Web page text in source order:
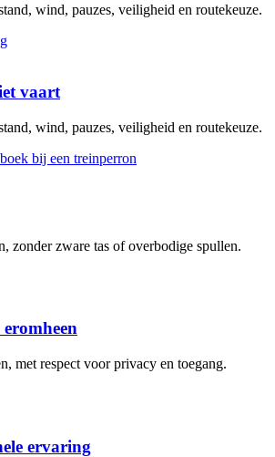
wind, pauzes, veiligheid en routekeuze.
vaart
wind, pauzes, veiligheid en routekeuze.
zonder zware tas of overbodige spullen.
met respect voor privacy en toegang.
ervaring